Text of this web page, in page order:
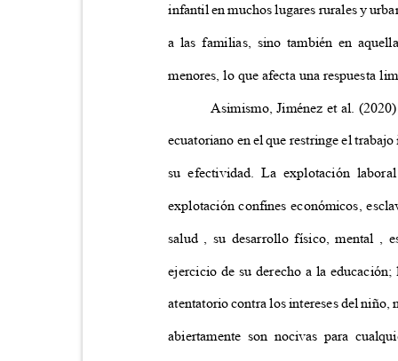
infantil en muchos lugares rurales y
a las familias, sino también en
menores, lo que afecta una respuesta
Asimismo, Jiménez et al.
ecuatoriano en el que restringe el
su efectividad. La explotación
explotación confines económicos,
salud , su desarrollo físico, mental ,
ejercicio de su derecho a la
atentatorio contra los intereses del
abiertamente son nocivas para